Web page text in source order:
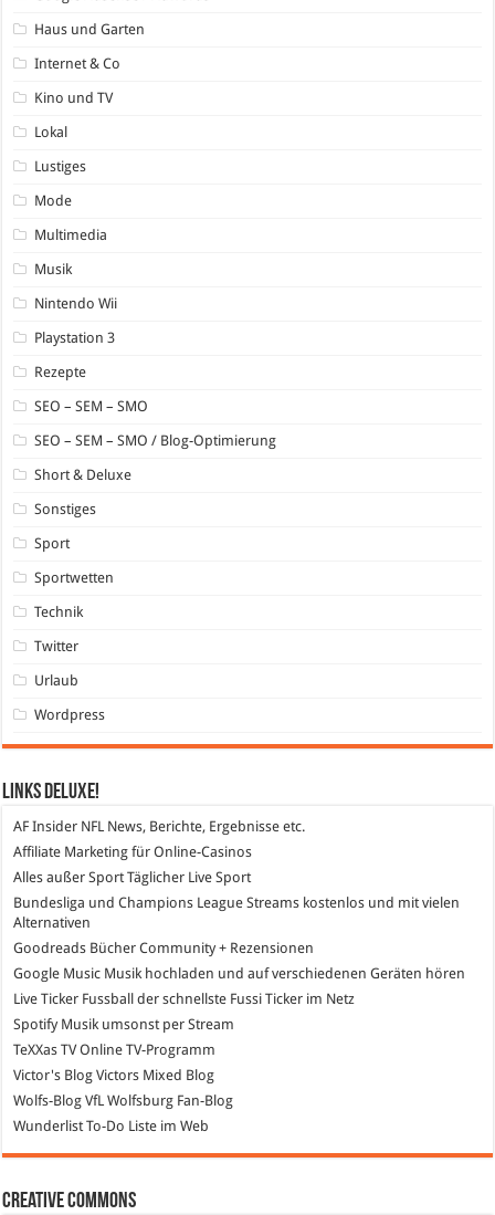
Haus und Garten
Internet & Co
Kino und TV
Lokal
Lustiges
Mode
Multimedia
Musik
Nintendo Wii
Playstation 3
Rezepte
SEO – SEM – SMO
SEO – SEM – SMO / Blog-Optimierung
Short & Deluxe
Sonstiges
Sport
Sportwetten
Technik
Twitter
Urlaub
Wordpress
Links DeLuXe!
AF Insider NFL News, Berichte, Ergebnisse etc.
Affiliate Marketing für Online-Casinos
Alles außer SportTäglicher Live Sport
Bundesliga und Champions League Streams kostenlos und mit vielen
Alternativen
Goodreads Bücher Community + Rezensionen
Google Music Musik hochladen und auf verschiedenen Geräten hören
Live Ticker Fussball
der schnellste Fussi Ticker im Netz
SpotifyMusik umsonst per Stream
TeXXas TVOnline TV-Programm
Victor's Blog Victors Mixed Blog
Wolfs-Blog VfL Wolfsburg Fan-Blog
WunderlistTo-Do Liste im Web
Creative Commons